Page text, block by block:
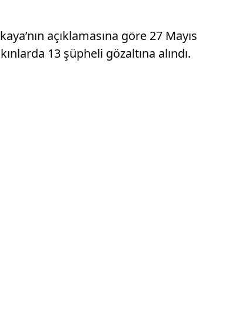
açıklamasına göre 27 Mayıs
13 şüpheli gözaltına alındı.